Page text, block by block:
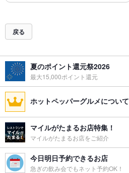
戻る
夏のポイント還元祭2026
最大15,000ポイント還元
ホットペッパーグルメについて
マイルがたまるお店特集！
マイルがたまるお店をご紹介
今日明日予約できるお店
急ぎの飲み会でもネット予約OK！